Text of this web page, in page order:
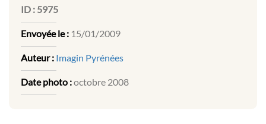
ID : 5975
Envoyée le : 15/01/2009
Auteur : Imagin Pyrénées
Date photo :octobre 2008